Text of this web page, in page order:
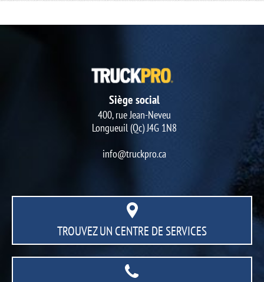
Siège social
400, rue Jean-Neveu
Longueuil (Qc) J4G 1N8
info@truckpro.ca
TROUVEZ UN CENTRE DE SERVICES